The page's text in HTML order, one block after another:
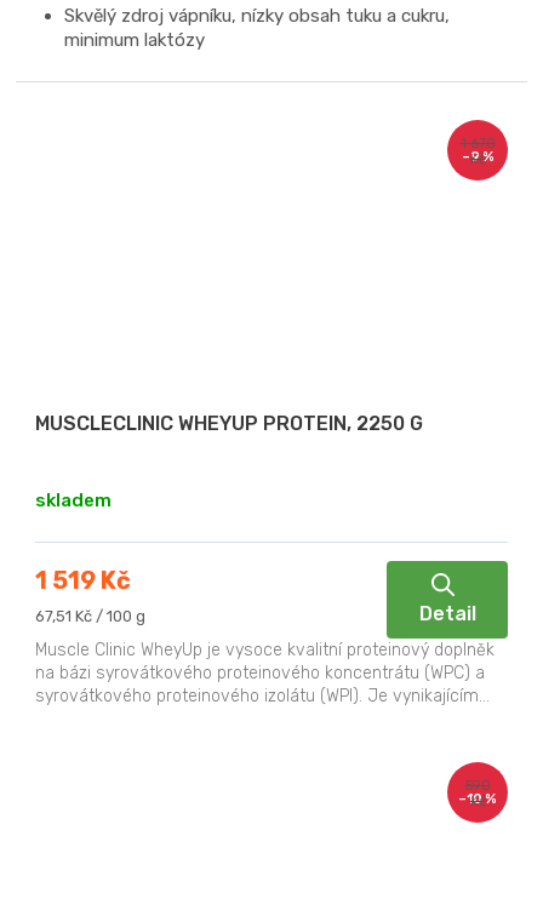
Skvělý zdroj vápníku, nízky obsah tuku a cukru,
minimum laktózy
1 670
Kč
–9 %
MUSCLECLINIC WHEYUP PROTEIN, 2250 G
skladem
1 519 Kč
Měrná
67,51 Kč / 100 g Detail
Muscle Clinic WheyUp je vysoce kvalitní proteinový doplněk
na bázi syrovátkového proteinového koncentrátu (WPC) a
syrovátkového proteinového izolátu (WPI). Je vynikajícím...
590
Kč
–10 %